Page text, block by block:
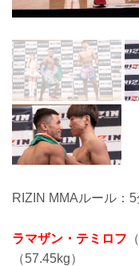
RIZIN MMAルール：
ラマザン・テミロフ
（57.45kg）